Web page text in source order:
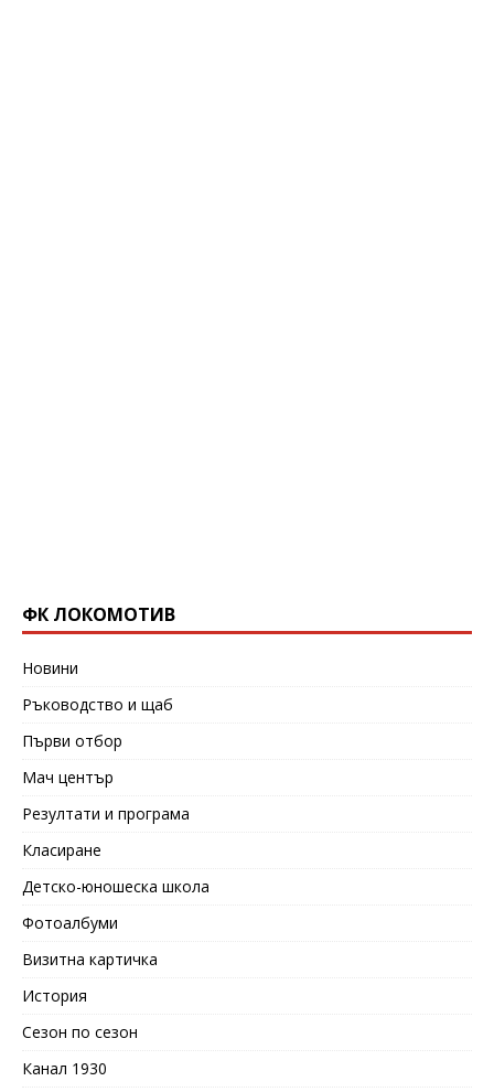
ФК ЛОКОМОТИВ
Новини
Ръководство и щаб
Първи отбор
Мач център
Резултати и програма
Класиране
Детско-юношеска школа
Фотоалбуми
Визитна картичка
История
Сезон по сезон
Канал 1930